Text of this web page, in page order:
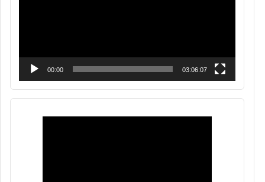
00:00 03:06:07